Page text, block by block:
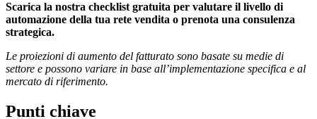
Scarica la nostra checklist gratuita per valutare il livello di
automazione della tua rete vendita o prenota una consulenza
strategica.
Le proiezioni di aumento del fatturato sono basate su medie di
settore e possono variare in base all’implementazione specifica e al
mercato di riferimento.
Punti chiave